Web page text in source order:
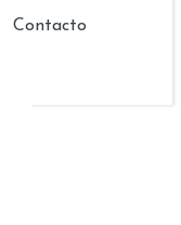
Contacto